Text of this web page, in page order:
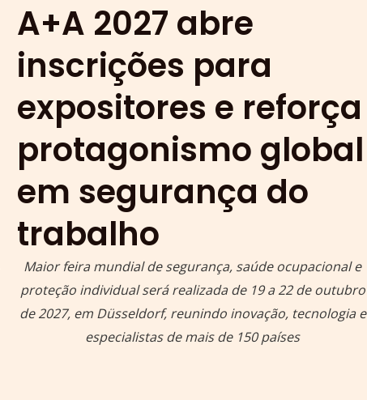
A+A 2027 abre
inscrições para
expositores e reforça
protagonismo global
em segurança do
trabalho
Maior feira mundial de segurança, saúde ocupacional e
proteção individual será realizada de 19 a 22 de outubro
de 2027, em Düsseldorf, reunindo inovação, tecnologia e
especialistas de mais de 150 países